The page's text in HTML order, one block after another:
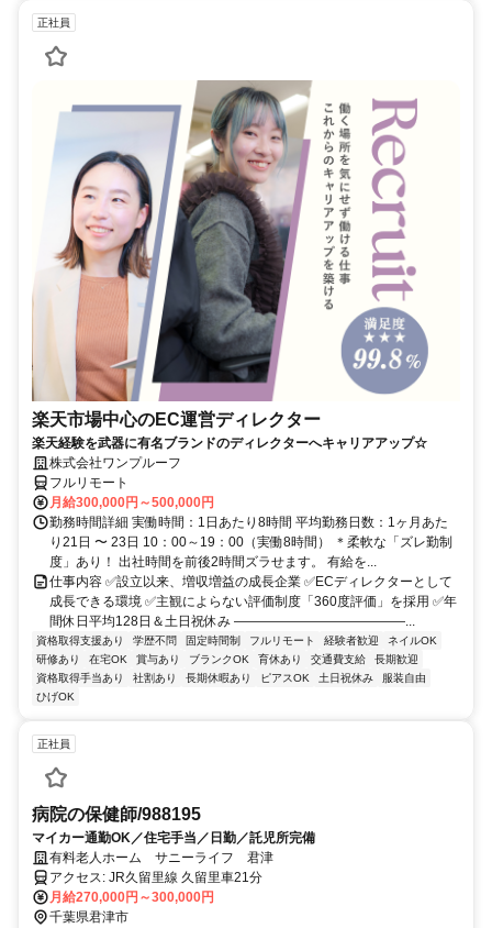
正社員
楽天市場中心のEC運営ディレクター
楽天経験を武器に有名ブランドのディレクターへキャリアアップ☆
株式会社ワンプルーフ
フルリモート
月給300,000円～500,000円
勤務時間詳細 実働時間：1日あたり8時間 平均勤務日数：1ヶ月あた
り21日 〜 23日 10：00～19：00（実働8時間） ＊柔軟な「ズレ勤制
度」あり！ 出社時間を前後2時間ズラせます。 有給を...
仕事内容 ✅設立以来、増収増益の成長企業 ✅ECディレクターとして
成長できる環境 ✅主観によらない評価制度「360度評価」を採用 ✅年
間休日平均128日＆土日祝休み ―――――――――――――...
資格取得支援あり 学歴不問 固定時間制 フルリモート 経験者歓迎
ネイルOK
研修あり
在宅OK 賞与あり ブランクOK 育休あり 交通費支給
長期歓迎
資格取得手当あり
社割あり 長期休暇あり ピアスOK 土日祝休み
服装自由
ひげOK
正社員
病院の保健師/988195
マイカー通勤OK／住宅手当／日勤／託児所完備
有料老人ホーム サニーライフ 君津
アクセス: JR久留里線 久留里車21分
月給270,000円～300,000円
千葉県君津市